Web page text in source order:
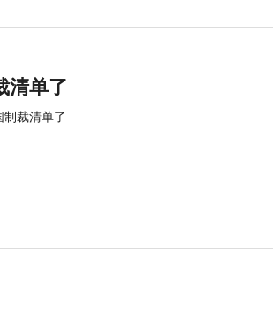
清单了
裁清单了